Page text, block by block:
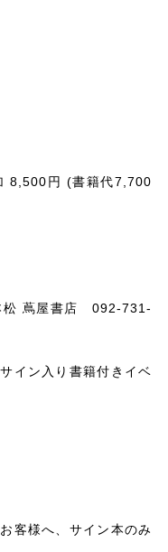
8,500円 (書籍代7,700
松 蔦屋書店 092-731-
イン入り書籍付きイベ
客様へ、サイン本のみ